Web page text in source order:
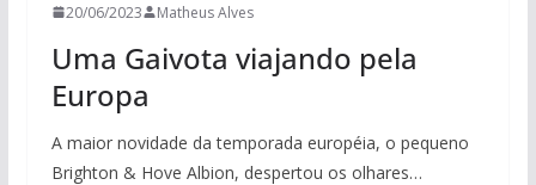
20/06/2023 Matheus Alves
Uma Gaivota viajando pela
Europa
A maior novidade da temporada européia, o pequeno
Brighton & Hove Albion, despertou os olhares…